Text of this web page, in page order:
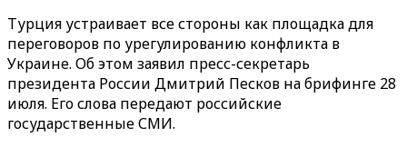
Турция устраивает все стороны как площадка для
переговоров по урегулированию конфликта в
Украине. Об этом заявил пресс-секретарь
президента России Дмитрий Песков на брифинге 28
июля. Его слова передают российские
государственные СМИ.